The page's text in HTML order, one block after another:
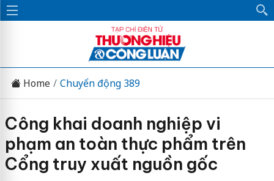
Home Chuyển động 389
Công khai doanh nghiệp vi
phạm an toàn thực phẩm trên
Cổng truy xuất nguồn gốc